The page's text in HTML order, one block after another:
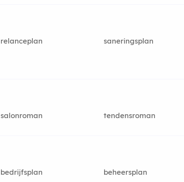
relanceplan
saneringsplan
salonroman tendensroman
bedrijfsplan
beheersplan